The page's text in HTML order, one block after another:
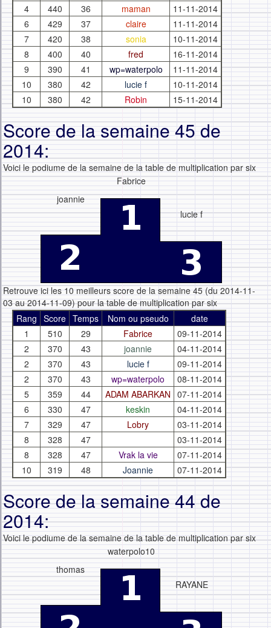
4
440 36 maman
11-11-2014
6
429 37 claire
11-11-2014
7
420 38 sonia
10-11-2014
8
400 40 fred
16-11-2014
9
390 41 wp=waterpolo
11-11-2014
10
380 42 lucie f
10-11-2014
10
380 42 Robin 15-11-2014
Score de la semaine 45 de
2014:
Voici le podiume de la semaine de la table de multiplication par six
joannie
Fabrice
lucie f
Retrouve ici les 10 meilleurs score de la semaine 45 (du 2014-11-
03 au 2014-11-09) pour la table de multiplication par six
Rang Score Temps Nom ou pseudo
date
1
510 29 Fabrice
09-11-2014
2
370 43 joannie
04-11-2014
2
370 43 lucie f
09-11-2014
2
370 43 wp=waterpolo
08-11-2014
5
359 44 ADAM ABARKAN 07-11-2014
6
330 47 keskin
04-11-2014
7
329 47 Lobry
03-11-2014
8
328 47
03-11-2014
8
328 47 Vrak la vie
07-11-2014
10
319 48 Joannie 07-11-2014
Score de la semaine 44 de
2014:
Voici le podiume de la semaine de la table de multiplication par six
thomas
waterpolo10
RAYANE